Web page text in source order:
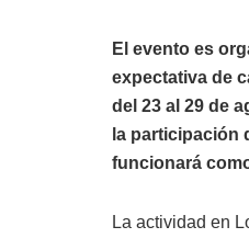
El evento es
expectativa de
del 23 al 29 de
la participación
funcionará
La actividad en